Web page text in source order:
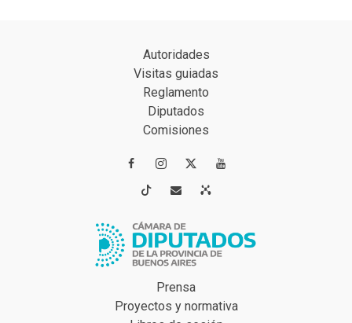
Autoridades
Visitas guiadas
Reglamento
Diputados
Comisiones
 
 
Prensa
Proyectos y normativa